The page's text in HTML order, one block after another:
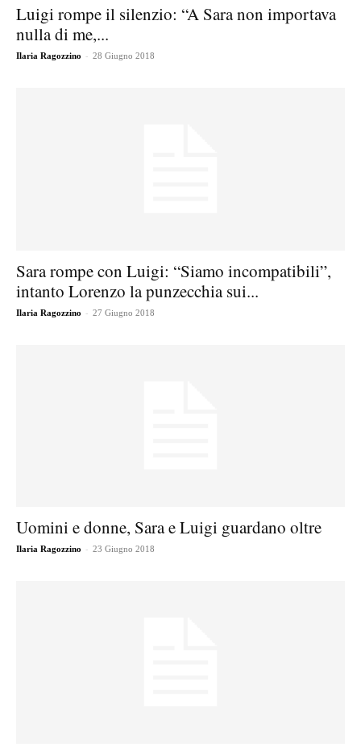
Luigi rompe il silenzio: “A Sara non importava
nulla di me,...
Ilaria Ragozzino - 28 Giugno 2018
Sara rompe con Luigi: “Siamo incompatibili”,
intanto Lorenzo la punzecchia sui...
Ilaria Ragozzino - 27 Giugno 2018
Uomini e donne, Sara e Luigi guardano oltre
Ilaria Ragozzino - 23 Giugno 2018